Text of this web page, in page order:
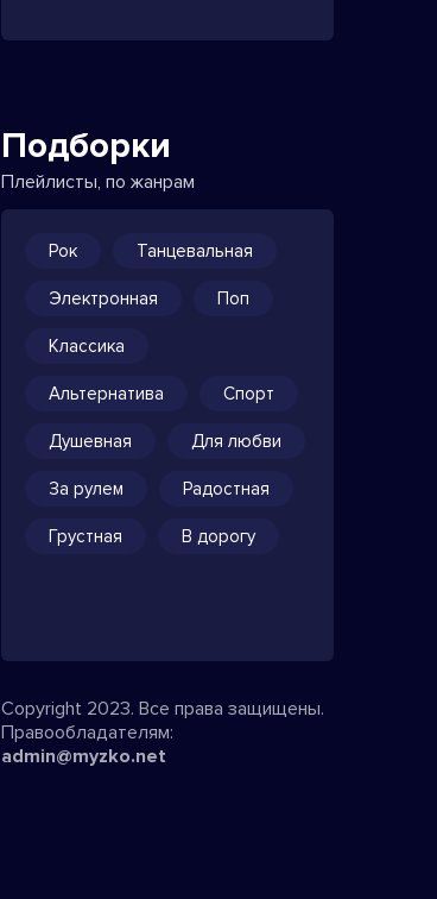
Подборки
Плейлисты, по жанрам
Рок Танцевальная
Электронная Поп
Классика
Альтернатива Спорт
Душевная Для любви
За рулем Радостная
Грустная В дорогу
Copyright 2023. Все права защищены.
Правообладателям:
admin@myzko.net